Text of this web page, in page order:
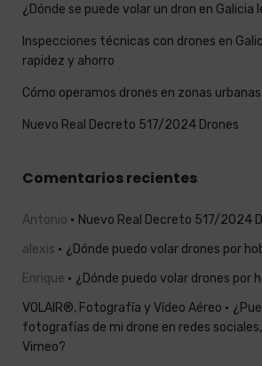
¿Dónde se puede volar un dron en Galicia
Inspecciones técnicas con drones en
rapidez y ahorro
Cómo operamos drones en zonas
Nuevo Real Decreto 517/2024 Drones
Comentarios recientes
Antonio
Nuevo Real Decreto 517/2024
alexis
¿Dónde puedo volar drones por
Enrique
¿Dónde puedo volar drones por
VOLAIR®, Fotografía y Vídeo Aéreo
fotografías de mi drone en redes
Vimeo?